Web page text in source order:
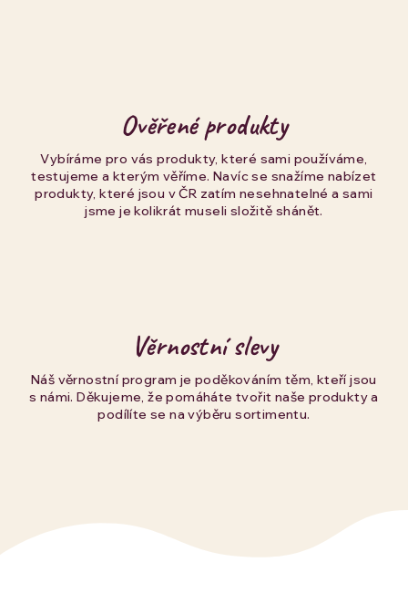
Ověřené produkty
Vybíráme pro vás produkty, které sami používáme,
testujeme a kterým věříme. Navíc se snažíme nabízet
produkty, které jsou v ČR zatím nesehnatelné a sami
jsme je kolikrát museli složitě shánět.
Věrnostní slevy
Náš věrnostní program je poděkováním těm, kteří jsou
s námi. Děkujeme, že pomáháte tvořit naše produkty a
podílíte se na výběru sortimentu.